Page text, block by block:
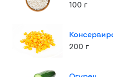
100 г
200 г